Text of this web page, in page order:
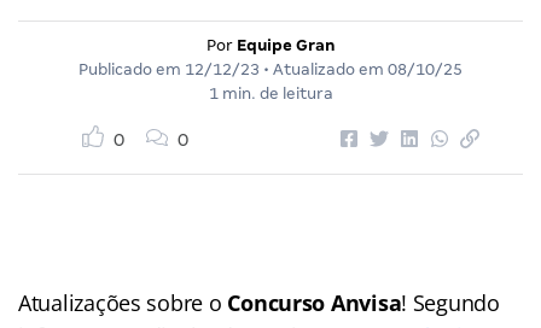
Por Equipe Gran
Publicado em 12/12/23 • Atualizado em 08/10/25
1 min. de leitura
0 0
Atualizações sobre o Concurso Anvisa! Segundo